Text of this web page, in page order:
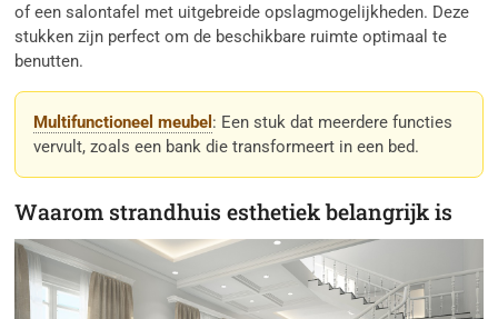
of een salontafel met uitgebreide opslagmogelijkheden. Deze
stukken zijn perfect om de beschikbare ruimte optimaal te
benutten.
Multifunctioneel meubel : Een stuk dat meerdere functies
vervult, zoals een bank die transformeert in een bed.
Waarom strandhuis esthetiek belangrijk is